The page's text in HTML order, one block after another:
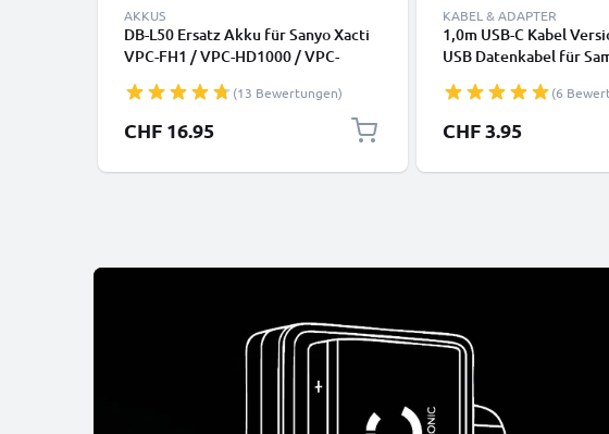
AKKUS
DB-L50 Ersatz Akku für Sanyo Xacti
VPC-FH1 / VPC-HD1000 / VPC-
HD2000A - Kamera Ersatzakku DB-
L50 - Kameraakku 1400mAh,
Batterie
(13 Bewertungen)
CHF 16.95
KABEL & ADAPTER
1,0m USB-C Kabel
USB Datenkabel für
Canon, Panasonic
GoPro uvm PVC schwarz
(6
CHF 3.95